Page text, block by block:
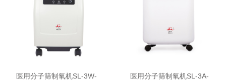
医用分子筛制氧机SL-3W-
医用分子筛制氧机SL-3A-